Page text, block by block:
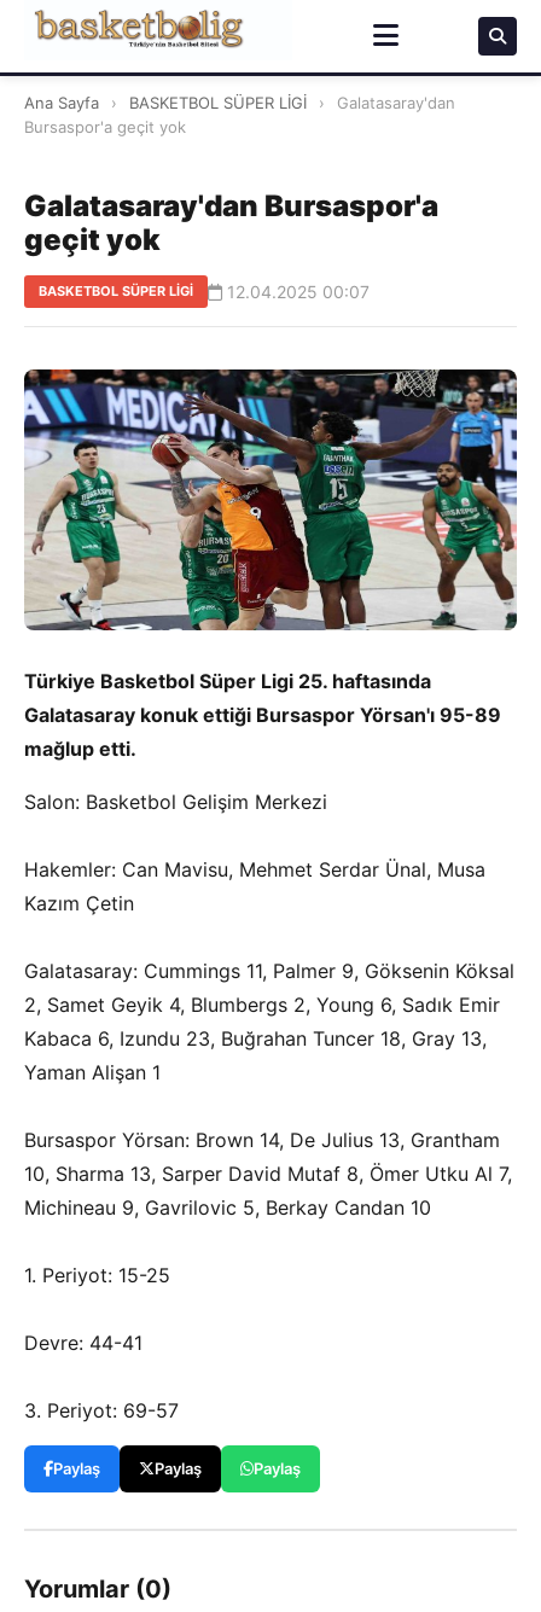
Ana Sayfa › BASKETBOL SÜPER LİGİ ›
Galatasaray'dan
Bursaspor'a geçit yok
Galatasaray'dan Bursaspor'a
geçit yok
BASKETBOL SÜPER LİGİ 12.04.2025 00:07
Türkiye Basketbol Süper Ligi 25. haftasında
Galatasaray konuk ettiği Bursaspor Yörsan'ı 95-89
mağlup etti.
Salon: Basketbol Gelişim Merkezi
Hakemler: Can Mavisu, Mehmet Serdar Ünal, Musa
Kazım Çetin
Galatasaray: Cummings 11, Palmer 9, Göksenin Köksal
2, Samet Geyik 4, Blumbergs 2, Young 6, Sadık Emir
Kabaca 6, Izundu 23, Buğrahan Tuncer 18, Gray 13,
Yaman Alişan 1
Bursaspor Yörsan: Brown 14, De Julius 13, Grantham
10, Sharma 13, Sarper David Mutaf 8, Ömer Utku Al 7,
Michineau 9, Gavrilovic 5, Berkay Candan 10
1. Periyot: 15-25
Devre: 44-41
3. Periyot: 69-57
Paylaş Paylaş Paylaş
Yorumlar (0)